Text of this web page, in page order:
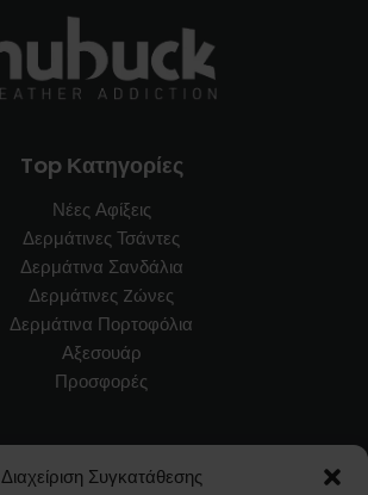
Διαχείριση Συγκατάθεσης
Top Κατηγορίες
Νέες Αφίξεις
Δερμάτινες Τσάντες
Δερμάτινα Σανδάλια
Δερμάτινες Zώνες
Δερμάτινα Πορτοφόλια
Αξεσουάρ
Προσφορές